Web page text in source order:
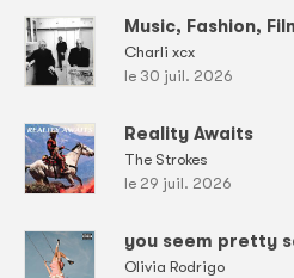
Music, Fashion,
Charli xcx
le 30 juil. 2026
Reality Awaits
The Strokes
le 29 juil. 2026
you seem pretty
Olivia Rodrigo